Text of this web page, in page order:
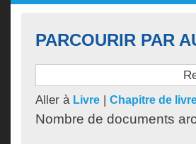
PARCOURIR PAR
Aller à Livre | Chapitre de
Nombre de documents